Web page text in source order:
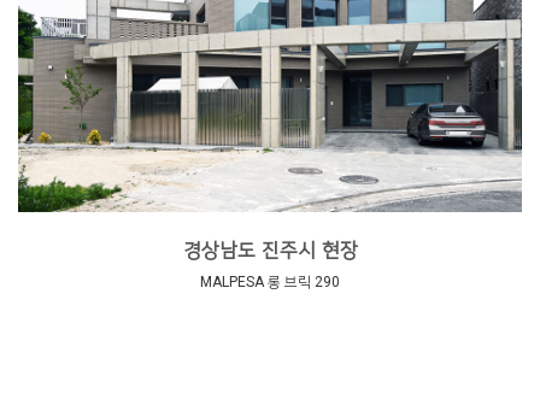
경상남도 진주시 현장
MALPESA 롱 브릭 290